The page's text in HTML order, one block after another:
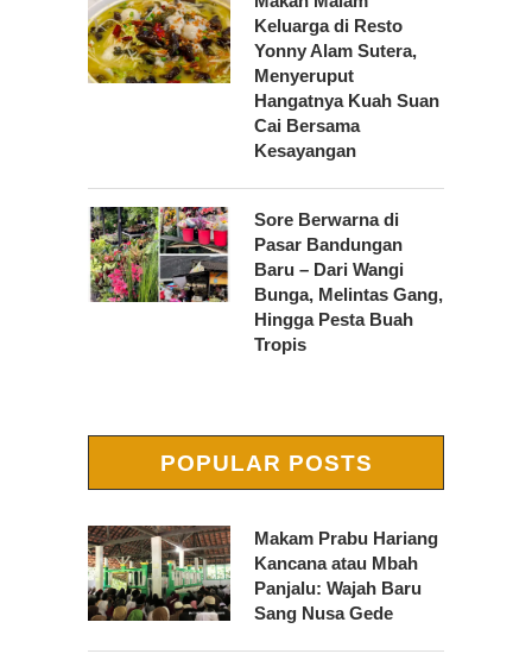
Keluarga di Resto
Yonny Alam Sutera,
Menyeruput
Hangatnya Kuah Suan
Cai Bersama
Kesayangan
Sore Berwarna di
Pasar Bandungan
Baru – Dari Wangi
Bunga, Melintas Gang,
Hingga Pesta Buah
Tropis
POPULAR POSTS
Makam Prabu Hariang
Kancana atau Mbah
Panjalu: Wajah Baru
Sang Nusa Gede